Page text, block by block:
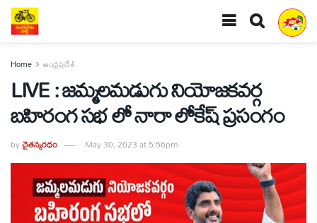
Home ఆంధ్రప్రదేశ్
LIVE : జమ్మలమడుగు నియోజ‌క‌వర్గ
బహిరంగ సభ లో నారా లోకేష్ ప్రసంగం
byచైతన్యరధం May 30, 2023 at 5:56pm